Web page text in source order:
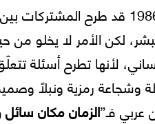
حواره مع القس بيتو في العام
لكن الأمر لا يخلو
لأنها تطرح أسئلة
رمزية ونبلًا
عربي فـ”الزمان مكان